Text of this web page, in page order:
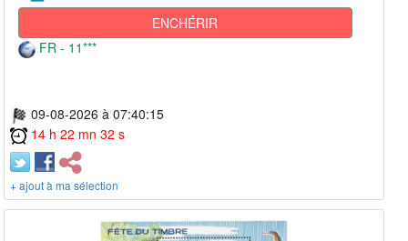
ENCHÉRIR
FR - 11***
09-08-2026 à 07:40:15
14 h 22 mn 32 s
+ ajout à ma sélection